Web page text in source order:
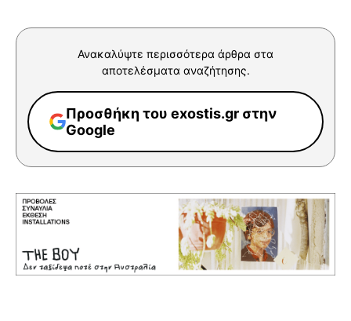
Ανακαλύψτε περισσότερα άρθρα στα
αποτελέσματα αναζήτησης.
Προσθήκη του exostis.gr στην
Google